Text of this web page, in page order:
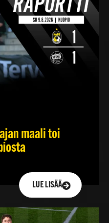
maali toi
LUE LISÄÄ